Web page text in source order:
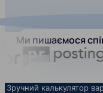
Ми пишаємося
Зручний калькулятор